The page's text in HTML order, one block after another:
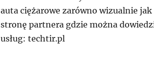
auta ciężarowe zarówno wizualnie
stronę partnera gdzie można
usług: techtir.pl